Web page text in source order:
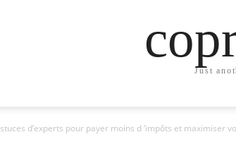
Just
d’experts pour payer moins d ‘impôts et maximiser